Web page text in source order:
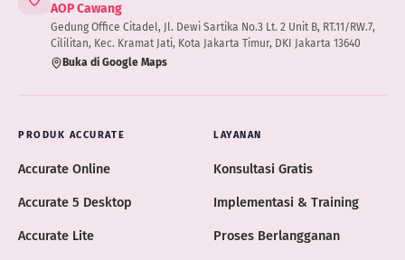
AOP Cawang
Gedung Office Citadel, Jl. Dewi Sartika No.3 Lt. 2 Unit B, RT.11/RW.7,
Cililitan, Kec. Kramat Jati, Kota Jakarta Timur, DKI Jakarta 13640
Buka di Google Maps
PRODUK ACCURATE
Accurate Online
Accurate 5 Desktop
Accurate Lite
LAYANAN
Konsultasi Gratis
Implementasi & Training
Proses Berlangganan